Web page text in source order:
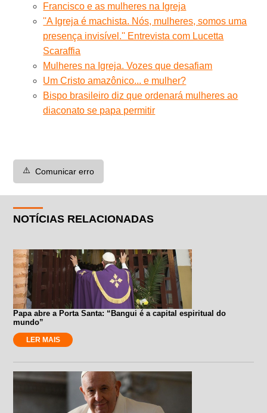
Francisco e as mulheres na Igreja
''A Igreja é machista. Nós, mulheres, somos uma
presença invisível.'' Entrevista com Lucetta
Scaraffia
Mulheres na Igreja. Vozes que desafiam
Um Cristo amazônico... e mulher?
Bispo brasileiro diz que ordenará mulheres ao
diaconato se papa permitir
⚠️ Comunicar erro
NOTÍCIAS RELACIONADAS
Papa abre a Porta Santa: “Bangui é a capital espiritual do
mundo”
LER MAIS